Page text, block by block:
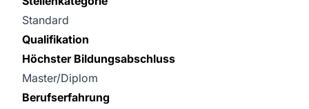
Standard
Qualifikation
Höchster Bildungsabschluss
Master/Diplom
Berufserfahrung